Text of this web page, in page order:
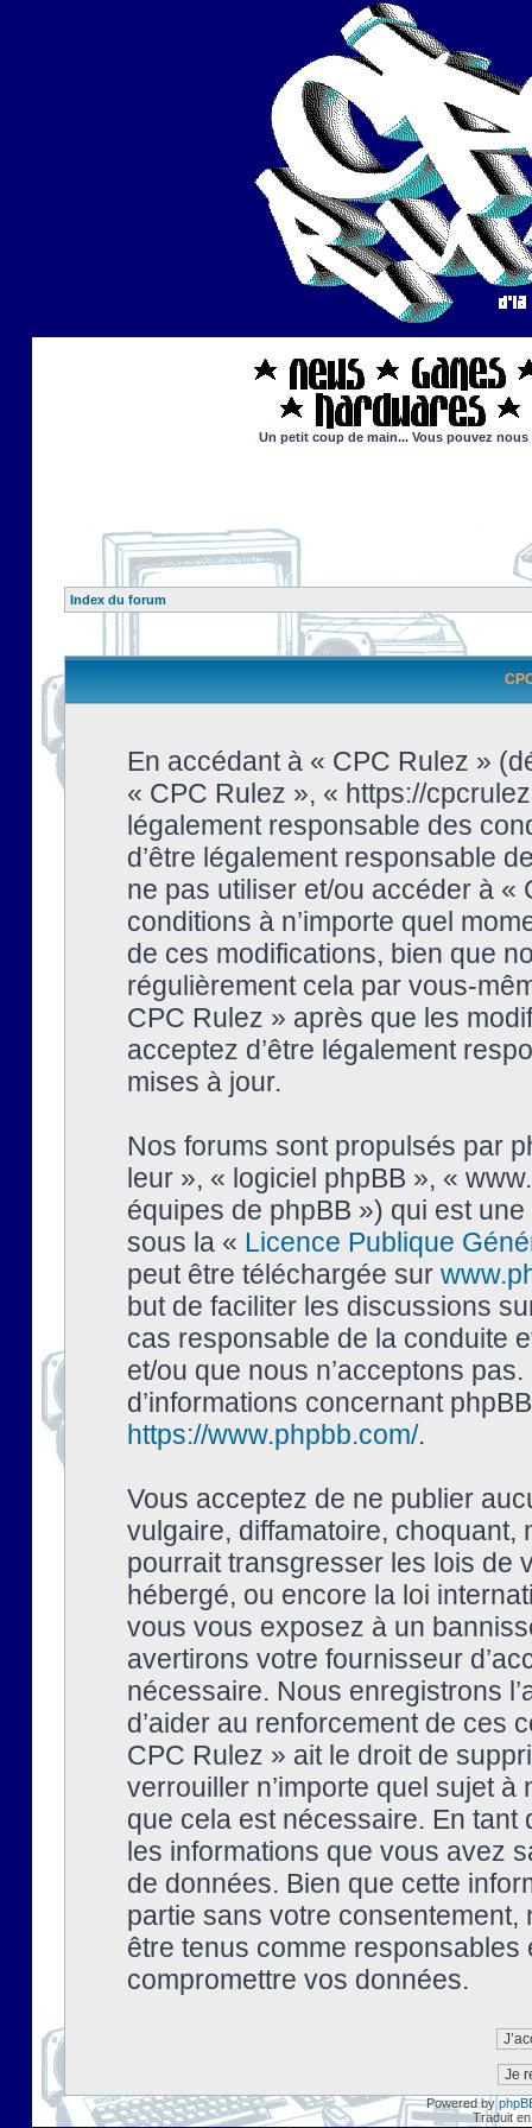
Un petit coup de main... Vous pouvez
Index du forum
En accédant à « CPC Rulez »
« CPC Rulez », « https://
légalement responsable des
d’être légalement responsable
ne pas utiliser et/ou accéder à
conditions à n’importe quel
de ces modifications, bien que
régulièrement cela par vous-
CPC Rulez » après que les
acceptez d’être légalement
mises à jour.
Nos forums sont propulsés par
leur », « logiciel phpBB », «
équipes de phpBB ») qui est
sous la « Licence Publique
peut être téléchargée sur
but de faciliter les discussions
cas responsable de la conduite
et/ou que nous n’acceptons
d’informations concernant
https://www.phpbb.com/.
Vous acceptez de ne publier
vulgaire, diffamatoire, choquant,
pourrait transgresser les lois de
hébergé, ou encore la loi
vous vous exposez à un
avertirons votre fournisseur
nécessaire. Nous enregistrons
d’aider au renforcement de ces
CPC Rulez » ait le droit de
verrouiller n’importe quel sujet à
que cela est nécessaire. En tant
les informations que vous avez
de données. Bien que cette
partie sans votre
être tenus comme
compromettre vos données.
Powered by
Traduit